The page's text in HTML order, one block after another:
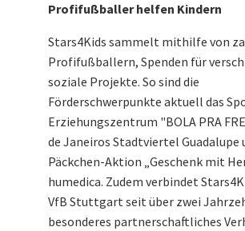
Profifußballer helfen Kindern
Stars4Kids sammelt mithilfe von
Profifußballern, Spenden für
soziale Projekte. So sind die
Förderschwerpunkte aktuell das
Erziehungszentrum "BOLA PRA
de Janeiros Stadtviertel Guadalupe
Päckchen-Aktion „Geschenk mit
humedica. Zudem verbindet
VfB Stuttgart seit über zwei
besonderes partnerschaftliches